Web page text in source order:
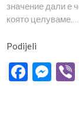
значение дали е
която целуваме,…
Podijeli